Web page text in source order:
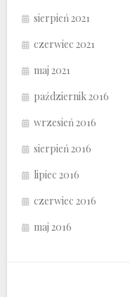
sierpień 2021
czerwiec 2021
maj 2021
październik 2016
wrzesień 2016
sierpień 2016
lipiec 2016
czerwiec 2016
maj 2016